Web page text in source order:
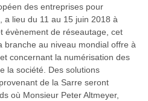
des entreprises pour
a lieu du 11 au 15 juin 2018 à
évènement de réseautage, cet
branche au niveau mondial offre à
concernant la numérisation des
la société. Des solutions
de la Sarre seront
où Monsieur Peter Altmeyer,